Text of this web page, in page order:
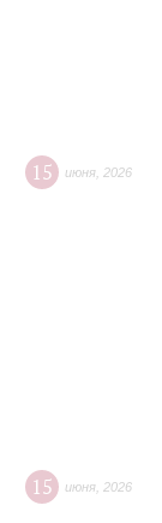
15 июня 2026
15 июня 2026